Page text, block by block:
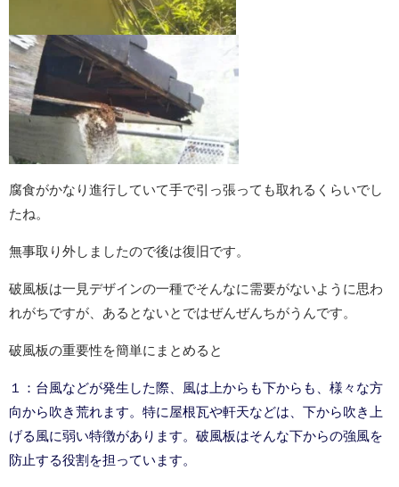
腐食がかなり進行していて手で引っ張っても取れるくらいでし
たね。
無事取り外しましたので後は復旧です。
破風板は一見デザインの一種でそんなに需要がないように思わ
れがちですが、あるとないとではぜんぜんちがうんです。
破風板の重要性を簡単にまとめると
１：台風などが発生した際、風は上からも下からも、様々な方
向から吹き荒れます。 特に屋根瓦や軒天などは、下から吹き上
げる風に弱い特徴があります。 破風板はそんな下からの強風を
防止する役割を担っています。